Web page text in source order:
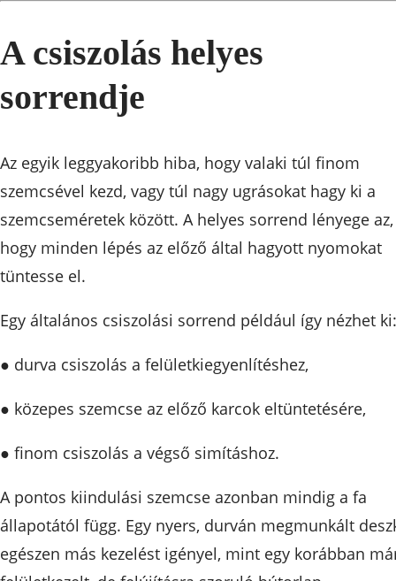
A csiszolás helyes
sorrendje
Az egyik leggyakoribb hiba, hogy valaki túl finom
szemcsével kezd, vagy túl nagy ugrásokat hagy ki a
szemcseméretek között. A helyes sorrend lényege az,
hogy minden lépés az előző által hagyott nyomokat
tüntesse el.
Egy általános csiszolási sorrend például így nézhet ki:
● durva csiszolás a felületkiegyenlítéshez,
● közepes szemcse az előző karcok eltüntetésére,
● finom csiszolás a végső simításhoz.
A pontos kiindulási szemcse azonban mindig a fa
állapotától függ. Egy nyers, durván megmunkált
egészen más kezelést igényel, mint egy korábban